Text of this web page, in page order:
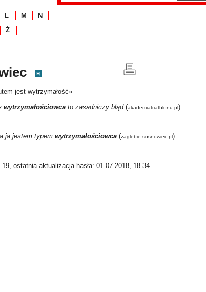
L M
N
Ż
jest wytrzymałość»
wytrzymałościowcato zasadniczy błąd(akademiatriathlonu.pl).
ja jestem typem wytrzymałościowca(zaglebie.sosnowiec.pl).
ostatnia aktualizacja hasła: 01.07.2018, 18.34